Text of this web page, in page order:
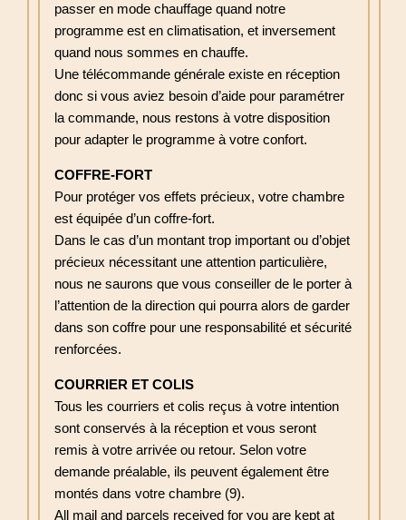
passer en mode chauffage quand notre
programme est en climatisation, et inversement
quand nous sommes en chauffe.
Une télécommande générale existe en réception
donc si vous aviez besoin d’aide pour paramétrer
la commande, nous restons à votre disposition
pour adapter le programme à votre confort.
COFFRE-FORT
Pour protéger vos effets précieux, votre chambre
est équipée d’un coffre-fort.
Dans le cas d’un montant trop important ou d’objet
précieux nécessitant une attention particulière,
nous ne saurons que vous conseiller de le porter à
l’attention de la direction qui pourra alors de garder
dans son coffre pour une responsabilité et sécurité
renforcées.
COURRIER ET COLIS
Tous les courriers et colis reçus à votre intention
sont conservés à la réception et vous seront
remis à votre arrivée ou retour. Selon votre
demande préalable, ils peuvent également être
montés dans votre chambre (9).
All mail and parcels received for you are kept at